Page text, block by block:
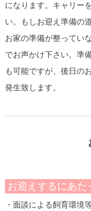
になります。キャリー
い。もしお迎え準備の
お家の準備が整ってい
でお声かけ下さい。準
も可能ですが、後日の
発生致します。
お迎えするにあた
・面談による飼育環境